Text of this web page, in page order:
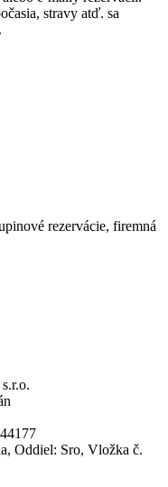
stravy atď. sa
rezervácie, firemná
Oddiel: Sro, Vložka č.